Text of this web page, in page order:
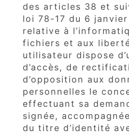
des articles 38 et
loi 78-17 du 6 janvier
relative à
fichiers et aux
utilisateur dispose
d’accès, de
d’opposition aux
personnelles le
effectuant sa
signée,
du titre d’identité